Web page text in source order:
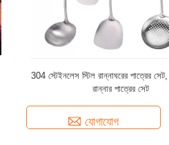
304 স্টেইনলেস স্টিল রান্নাঘরের পাত্রের সেট,
রান্নার পাত্রের সেট
যোগাযোগ